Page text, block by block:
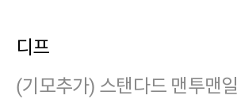
디프
(기모추가) 스탠다드 맨투맨일